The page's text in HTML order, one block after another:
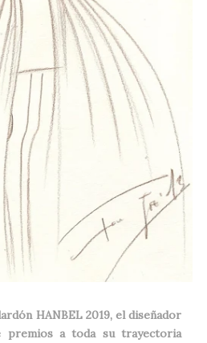
HANBEL 2019, el diseñador
premios a toda su trayectoria